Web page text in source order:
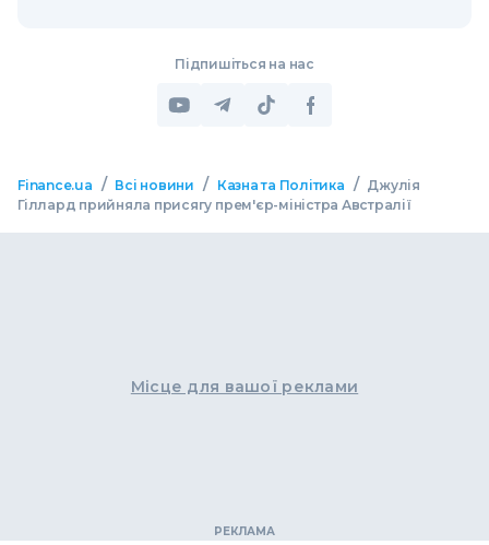
Підпишіться на нас
Finance.ua / Всі новини / Казна та Політика / Джулія
Гіллард прийняла присягу прем'єр-міністра Австралії
Місце для вашої реклами